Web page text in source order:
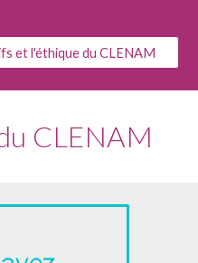
et l'éthique du CLENAM
CLENAM